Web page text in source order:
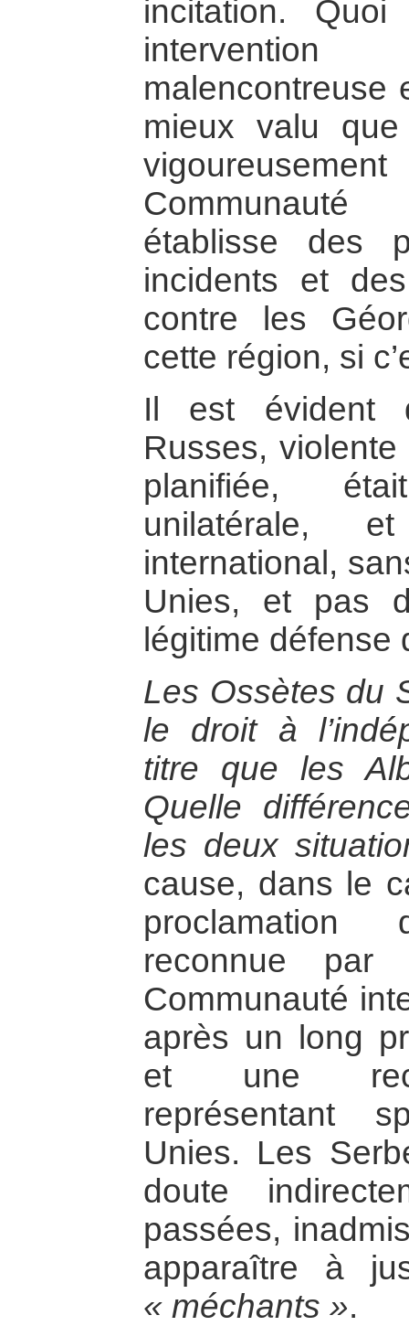
incitation.
intervention
malencontreuse
mieux valu
établisse des
incidents et
contre les
cette région, si
Il est évident
Russes,
planifiée,
unilatérale,
international,
Unies, et pas
légitime défense
Les Ossètes du
le droit à
titre que les
Quelle
les deux
cause, dans le
proclamation
reconnue
Communauté
après un long
et une
représentant
Unies. Les
doute
passées,
apparaître à
« méchants ».